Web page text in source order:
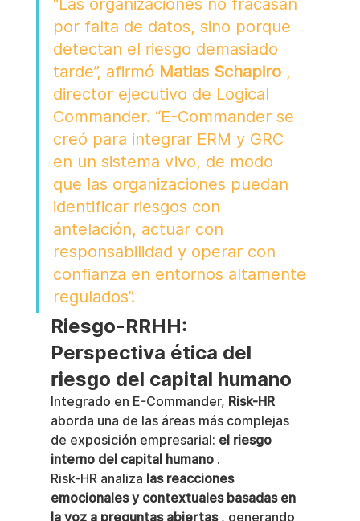
“Las organizaciones no fracasan
por falta de datos, sino porque
detectan el riesgo demasiado
tarde”, afirmó Matias Schapiro ,
director ejecutivo de Logical
Commander. “E-Commander se
creó para integrar ERM y GRC
en un sistema vivo, de modo
que las organizaciones puedan
identificar riesgos con
antelación, actuar con
responsabilidad y operar con
confianza en entornos altamente
regulados”.
Riesgo-RRHH:
Perspectiva ética del
riesgo del capital humano
Integrado en E-Commander, Risk-HR
aborda una de las áreas más complejas
de exposición empresarial: el riesgo
interno del capital humano .
Risk-HR analiza las reacciones
emocionales y contextuales basadas en
la voz a preguntas abiertas , generando